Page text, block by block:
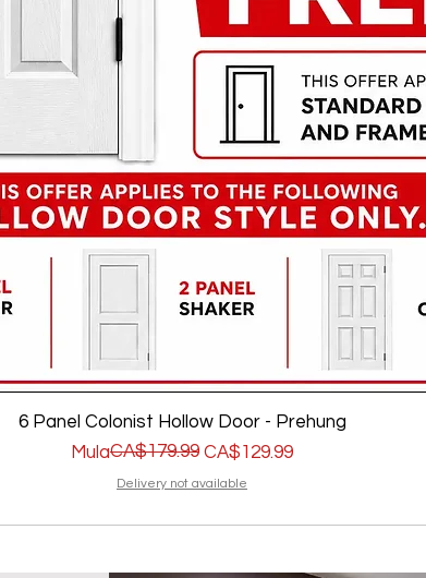
6 Panel Colonist Hollow Door - Prehung
Mula
Regular na Presyo
CA$179.99 CA$129.99
Sale Price
Delivery not available